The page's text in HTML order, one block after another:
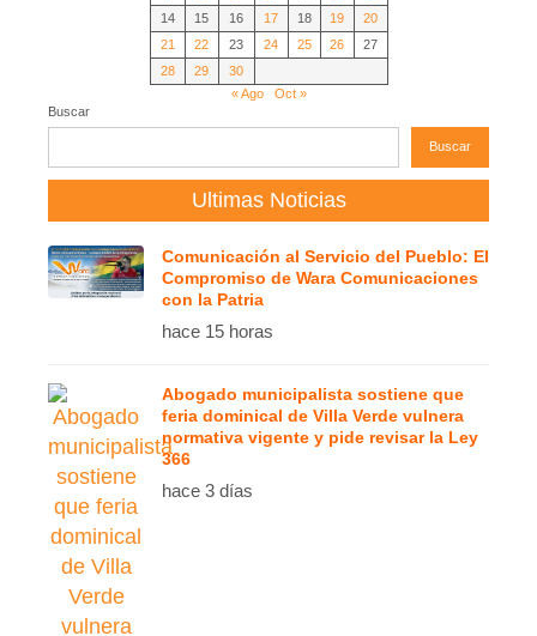
14
15 16 17 18 19
20
21
22 23 24 25 26
27
28
29
30
« Ago
Oct »
Buscar
Buscar
Ultimas Noticias
Comunicación al Servicio del Pueblo: El
Compromiso de Wara Comunicaciones
con la Patria
hace 15 horas
Abogado municipalista sostiene que
feria dominical de Villa Verde vulnera
normativa vigente y pide revisar la Ley
366
hace 3 días